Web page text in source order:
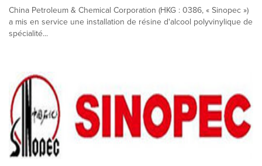
China Petroleum & Chemical Corporation (HKG : 0386, « Sinopec »)
a mis en service une installation de résine d'alcool polyvinylique de
spécialité...